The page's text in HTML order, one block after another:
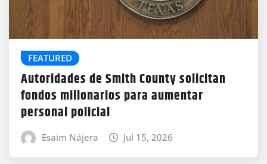
FEATURED
Autoridades de Smith County solicitan
fondos millonarios para aumentar
personal policial
Esaim Nájera Jul 15, 2026